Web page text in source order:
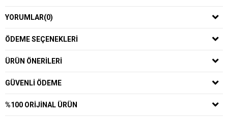
YORUMLAR(0)
ÖDEME SEÇENEKLERI
ÜRÜN ÖNERILERI
GÜVENLI ÖDEME
%100 ORIJINAL ÜRÜN